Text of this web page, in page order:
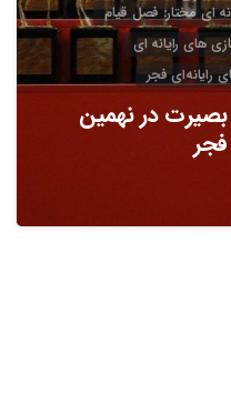
ای مختار: فصل قیام
های رایانه ای
رایانه‌ای فجر
در نهمین